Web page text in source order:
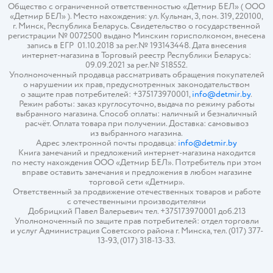
Общество с ограниченной ответственностью «Детмир БЕЛ» ( ООО
«Детмир БЕЛ» ). Место нахождения: ул. Кульман, 3, пом. 319, 220100,
г. Минск, Республика Беларусь. Свидетельство о государственной
регистрации № 0072500 выдано Минским горисполкомом, внесена
запись в ЕГР 01.10.2018 за рег.№ 193143448. Дата внесения
интернет-магазина в Торговый реестр Республики Беларусь:
09.09.2021 за рег.№ 518552.
Уполномоченный продавца рассматривать обращения покупателей
о нарушении их прав, предусмотренных законодательством
о защите прав потребителей: +375173970001,info@detmir.by.
Режим работы: заказ круглосуточно, выдача по режиму работы
выбранного магазина. Способ оплаты: наличный и безналичный
расчёт. Оплата товара при получении. Доставка: самовывоз
из выбранного магазина.
Адрес электронной почты продавца: info@detmir.by
Книга замечаний и предложений интернет-магазина находится
по месту нахождения ООО «Детмир БЕЛ». Потребитель при этом
вправе оставить замечания и предложения в любом магазине
торговой сети «Детмир».
Ответственный за продвижение отечественных товаров и работе
с отечественными производителями
Добрицкий Павел Валерьевич тел. +375173970001 доб.213
Уполномоченный по защите прав потребителей: отдел торговли
и услуг Администрация Советского района г. Минска, тел. (017) 377-
13-93, (017) 318-13-33.